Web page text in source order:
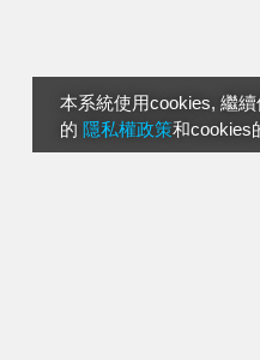
本系統使用cookies, 繼
的 隱私權政策和cookies